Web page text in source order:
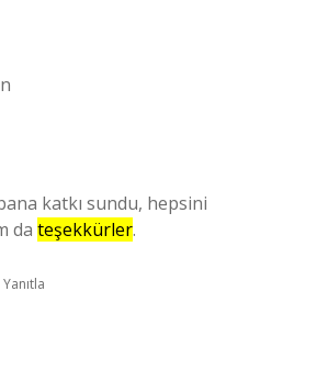
katkı sundu, hepsini
da teşekkürler.
Yanıtla